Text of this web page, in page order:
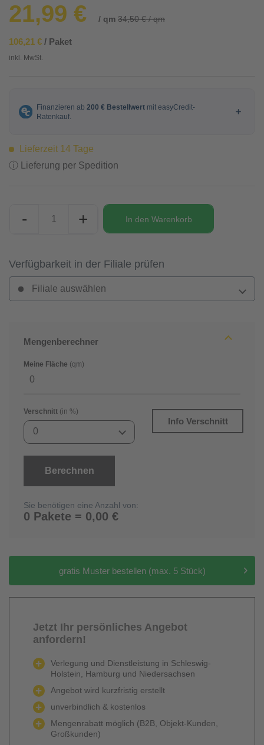
21,99 € / qm 34,50 € / qm
106,21 € / Paket
inkl. MwSt.
Lieferzeit 14 Tage
ⓘ Lieferung per Spedition
- + In den Warenkorb
Verfügbarkeit in der Filiale prüfen
Filiale auswählen
Mengenberechner
Meine Fläche (qm)
Verschnitt (in %)
0
Info Verschnitt
Berechnen
Sie benötigen eine Anzahl von:
0 Pakete = 0,00 €
gratis Muster bestellen (max. 5 Stück)
Jetzt Ihr persönliches Angebot
anfordern!
Verlegung und Dienstleistung in Schleswig-
Holstein, Hamburg und Niedersachsen
Angebot wird kurzfristig erstellt
unverbindlich & kostenlos
Mengenrabatt möglich (B2B, Objekt-Kunden,
Großkunden)